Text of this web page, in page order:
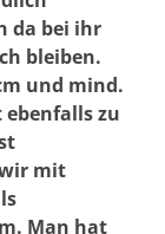
da bei ihr
bleiben.
und mind.
zu
mit
Man hat